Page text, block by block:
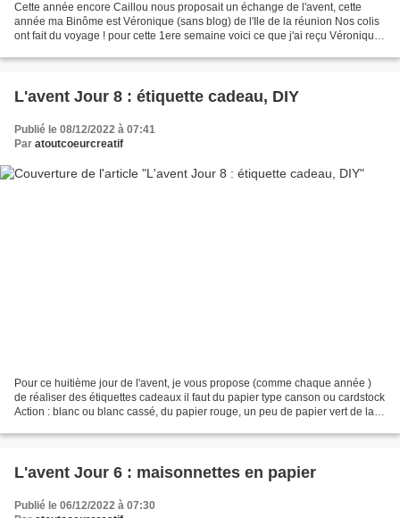
Cette année encore Caillou nous proposait un échange de l'avent, cette
année ma Binôme est Véronique (sans blog) de l'Ile de la réunion Nos colis
ont fait du voyage ! pour cette 1ere semaine voici ce que j'ai reçu Véronique
L'avent Jour 8 : étiquette cadeau, DIY
Publié le 08/12/2022 à 07:41
Par atoutcoeurcreatif
Pour ce huitième jour de l'avent, je vous propose (comme chaque année )
de réaliser des étiquettes cadeaux il faut du papier type canson ou cardstock
Action : blanc ou blanc cassé, du papier rouge, un peu de papier vert de la
L'avent Jour 6 : maisonnettes en papier
Publié le 06/12/2022 à 07:30